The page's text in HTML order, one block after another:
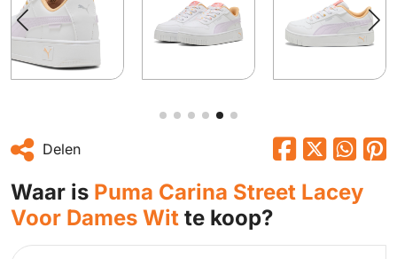
Delen
Waar is Puma Carina Street Lacey
Voor Dames Wit te koop?